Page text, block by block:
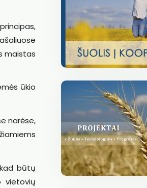
maistas
ūkio
narėse,
būtų
vietovių